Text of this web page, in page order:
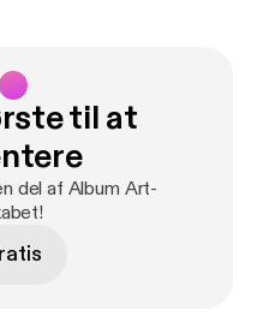
til at
del af Album Art-